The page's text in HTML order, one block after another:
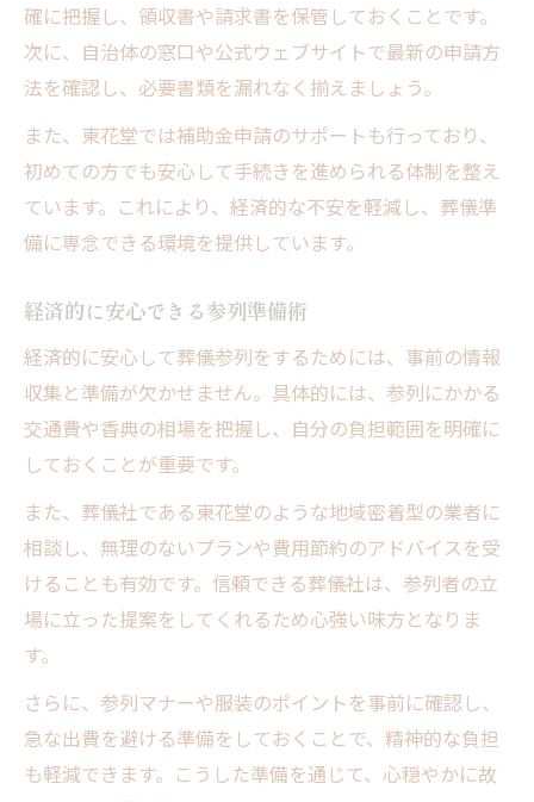
確に把握し、領収書や請求書を保管しておくことです。
次に、自治体の窓口や公式ウェブサイトで最新の申請方
法を確認し、必要書類を漏れなく揃えましょう。
また、東花堂では補助金申請のサポートも行っており、
初めての方でも安心して手続きを進められる体制を整え
ています。これにより、経済的な不安を軽減し、葬儀準
備に専念できる環境を提供しています。
経済的に安心できる参列準備術
経済的に安心して葬儀参列をするためには、事前の情報
収集と準備が欠かせません。具体的には、参列にかかる
交通費や香典の相場を把握し、自分の負担範囲を明確に
しておくことが重要です。
また、葬儀社である東花堂のような地域密着型の業者に
相談し、無理のないプランや費用節約のアドバイスを受
けることも有効です。信頼できる葬儀社は、参列者の立
場に立った提案をしてくれるため心強い味方となりま
す。
さらに、参列マナーや服装のポイントを事前に確認し、
急な出費を避ける準備をしておくことで、精神的な負担
も軽減できます。こうした準備を通じて、心穏やかに故